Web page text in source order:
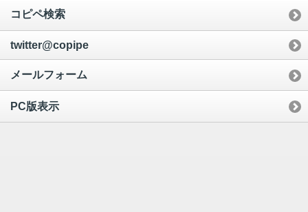
コピペ検索
twitter@copipe
メールフォーム
PC版表示